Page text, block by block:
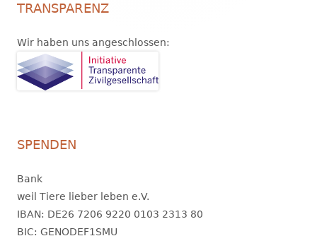
TRANSPARENZ
Wir haben uns angeschlossen:
SPENDEN
Bank
weil Tiere lieber leben e.V.
IBAN: DE26 7206 9220 0103 2313 80
BIC: GENODEF1SMU